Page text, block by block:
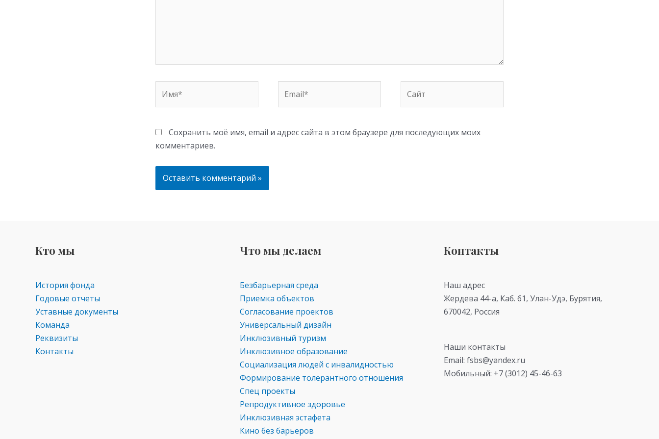
Сохранить моё имя, email и адрес сайта в этом браузере для последующих моих
комментариев.
Кто мы
История фонда
Годовые отчеты
Уставные документы
Команда
Реквизиты
Контакты
Что мы делаем
Безбарьерная среда
Приемка объектов
Согласование проектов
Универсальный дизайн
Инклюзивный туризм
Инклюзивное образование
Социализация людей с инвалидностью
Формирование толерантного отношения
Спец проекты
Репродуктивное здоровье
Инклюзивная эстафета
Кино без барьеров
Контакты
Наш адрес
Жердева 44-а, Каб. 61, Улан-Удэ, Бурятия,
670042, Россия
Наши контакты
Email: fsbs@yandex.ru
Мобильный: +7 (3012) 45-46-63